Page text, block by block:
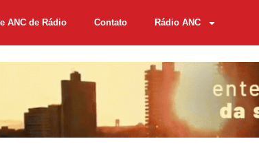
ANC de Rádio Contato Rádio ANC